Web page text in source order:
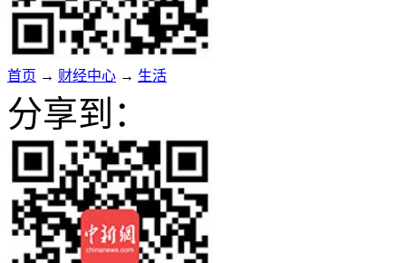
首页 → 财经中心 → 生活
分享到：